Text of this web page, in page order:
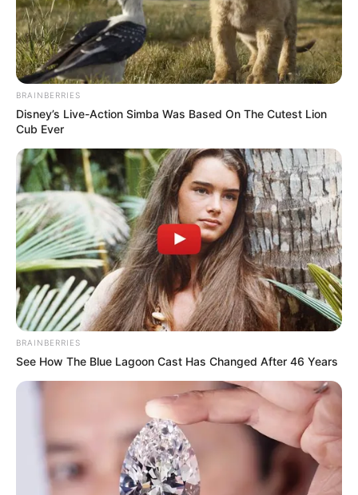
BRAINBERRIES
Disney’s Live-Action Simba Was Based On The Cutest Lion
Cub Ever
BRAINBERRIES
See How The Blue Lagoon Cast Has Changed After 46 Years